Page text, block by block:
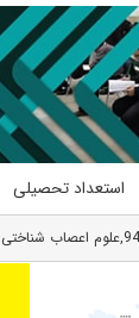
استعداد تحصیلی
,علوم اعصاب شناختی